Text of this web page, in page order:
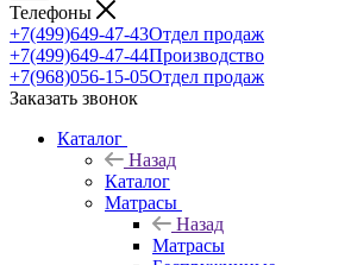
Телефоны
+7(499)649-47-43Отдел продаж
+7(499)649-47-44Производство
+7(968)056-15-05Отдел продаж
Заказать звонок
Каталог
Назад
Каталог
Матрасы
Назад
Матрасы